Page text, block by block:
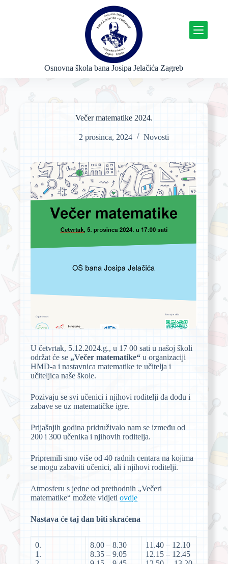
Osnovna škola bana Josipa Jelačića Zagreb
Večer matematike 2024.
2 prosinca, 2024 Novosti
U četvrtak, 5.12.2024.g., u 17 00 sati u našoj školi
održat će se „Večer matematike“u organizaciji
HMD-a i nastavnica matematike te učitelja i
učiteljica naše škole.
Pozivaju se svi učenici i njihovi roditelji da dođu i
zabave se uz matematičke igre.
Prijašnjih godina pridruživalo nam se između od
200 i 300 učenika i njihovih roditelja.
Pripremili smo više od 40 radnih centara na kojima
se mogu zabaviti učenici, ali i njihovi roditelji.
Atmosferu s jedne od prethodnih „Večeri
matematike“ možete vidjetiovdje
Nastava će taj dan biti skraćena
0.
1.
8.00 – 8.30
8.35 – 9.05
11.40 – 12.10
12.15 – 12.45